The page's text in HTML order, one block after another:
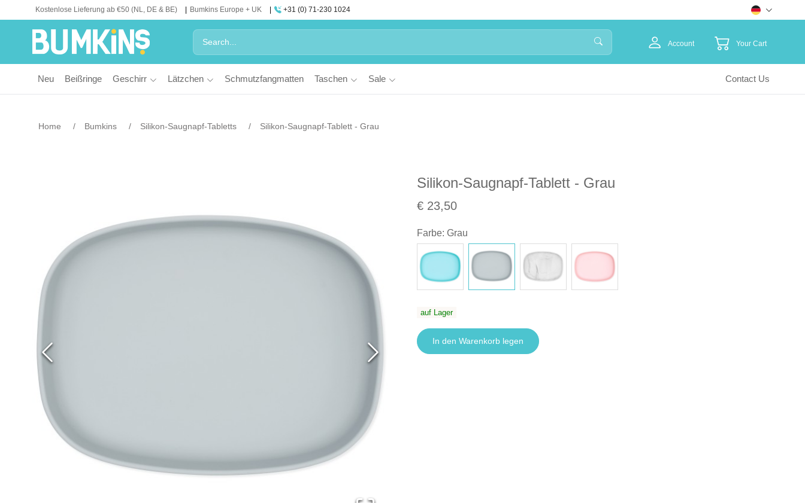
Kostenlose Lieferung ab €50 (NL, DE & BE) Bumkins Europe + UK +31 (0) 71-230 1024
Account Your Cart
Neu Beißringe Geschirr Lätzchen Schmutzfangmatten Taschen Sale Contact Us
Home Bumkins Silikon-Saugnapf-Tabletts Silikon-Saugnapf-Tablett - Grau
Silikon-Saugnapf-Tablett - Grau
€ 23,50
Farbe: Grau
auf Lager
In den Warenkorb legen